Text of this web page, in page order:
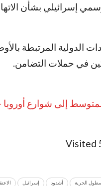
إسرائيلي بشأن
الدولية المرتبطة
في حملات التضامن.
إلى شوارع أوروبا
Visited
الحرية أشدود إسرائيل